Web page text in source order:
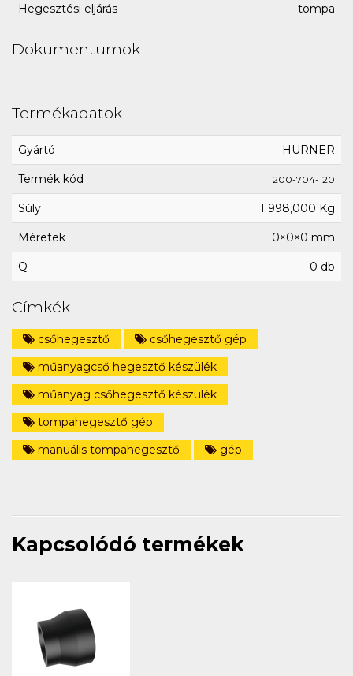
Hegesztési eljárás tompa
Dokumentumok
Termékadatok
Gyártó HÜRNER
Termék kód 200-704-120
Súly 1 998,000 Kg
Méretek 0×0×0 mm
Q 0 db
Címkék
csőhegesztő
csőhegesztő gép
műanyagcső hegesztő készülék
műanyag csőhegesztő készülék
tompahegesztő gép
manuális tompahegesztő
gép
Kapcsolódó termékek